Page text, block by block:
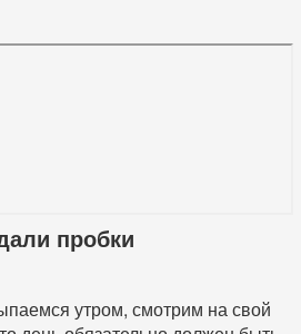
пробки
утром, смотрим на свой